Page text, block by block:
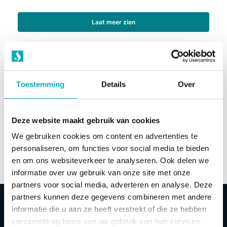
Toestemming Details Over
Deze website maakt gebruik van cookies
We gebruiken cookies om content en advertenties te
personaliseren, om functies voor social media te bieden
en om ons websiteverkeer te analyseren. Ook delen we
informatie over uw gebruik van onze site met onze
partners voor social media, adverteren en analyse. Deze
partners kunnen deze gegevens combineren met andere
informatie die u aan ze heeft verstrekt of die ze hebben
verzameld op basis van uw gebruik van hun services.
Laat meer zien
Ben je hypnobirthing trainer?
Ben je een hypnobirthing trainer en wil je graag een
IK WIL ME AANMELDEN
Advies & informatie
Begeleiding & hulp
Hypnobirthing